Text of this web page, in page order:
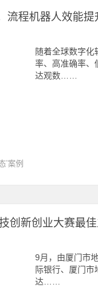
流程机器人效能提
随着全球数字
率、高准确率、
达观数……
’案例
创新创业大赛最
9月，由厦门市
际银行、厦门市
达……